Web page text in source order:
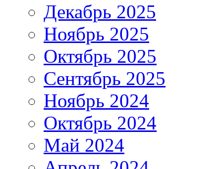
Декабрь 2025
Ноябрь 2025
Октябрь 2025
Сентябрь 2025
Ноябрь 2024
Октябрь 2024
Май 2024